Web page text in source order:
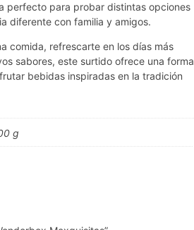
perfecto para probar distintas opciones
diferente con familia y amigos.
comida, refrescarte en los días más
sabores, este surtido ofrece una forma
bebidas inspiradas en la tradición
g